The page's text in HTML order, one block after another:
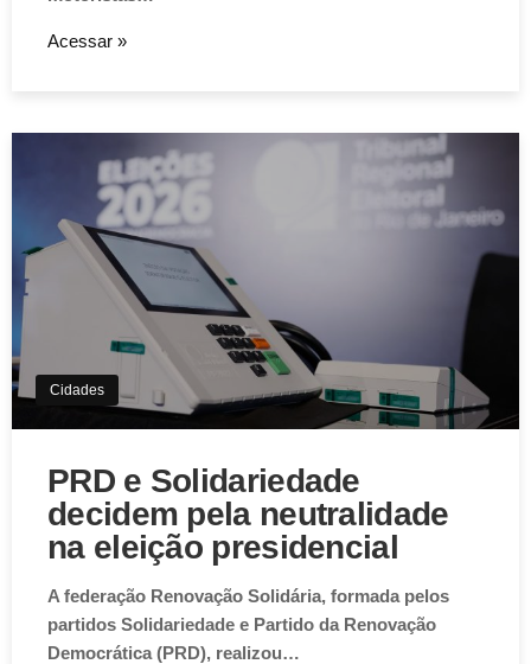
Acessar »
Cidades
PRD e Solidariedade
decidem pela neutralidade
na eleição presidencial
A federação Renovação Solidária, formada pelos
partidos Solidariedade e Partido da Renovação
Democrática (PRD), realizou…